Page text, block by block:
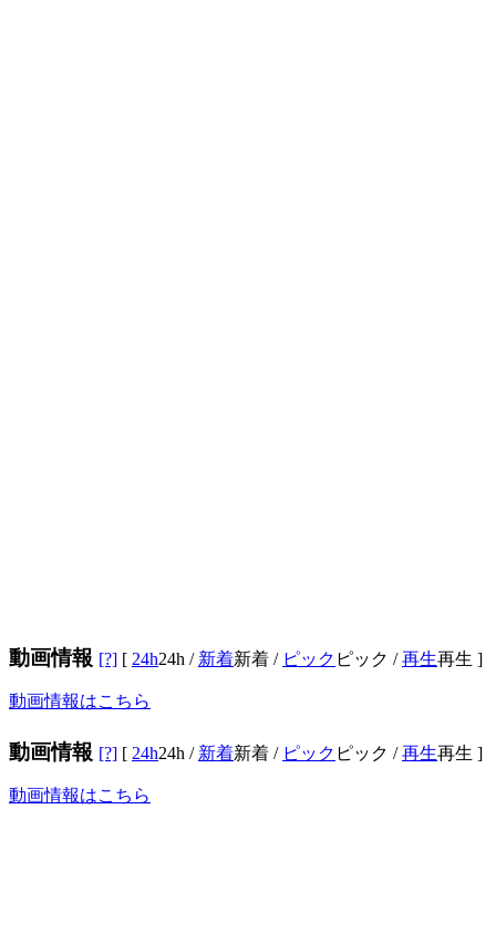
動画情報 [?] [ 24h24h / 新着新着 / ピック ピック /再生再生 ]
動画情報はこちら
動画情報 [?] [ 24h24h / 新着新着 / ピック ピック /再生再生 ]
動画情報はこちら